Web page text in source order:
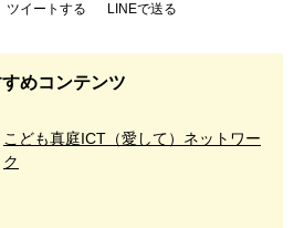
ツイートする LINEで送る
めコンテンツ
こども真庭ICT（愛して）ネットワー
ク